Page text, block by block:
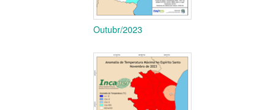
Outubr/2023